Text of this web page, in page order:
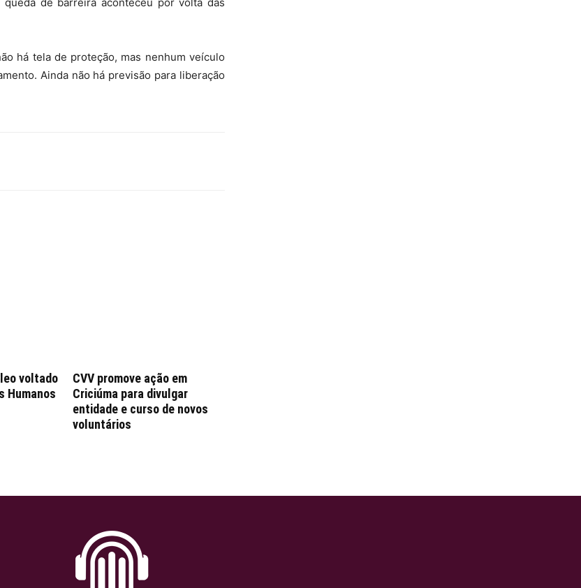
há tela de proteção, mas nenhum veículo
Ainda não há previsão para liberação
voltado
Humanos
CVV promove ação em
Criciúma para divulgar
entidade e curso de novos
voluntários